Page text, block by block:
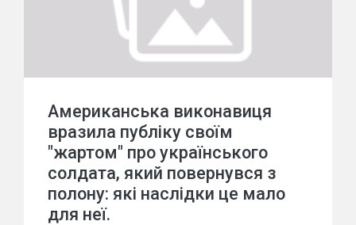
Американська виконавиця
вразила публіку своїм
"жартом" про українського
солдата, який повернувся з
полону: які наслідки це мало
для неї.